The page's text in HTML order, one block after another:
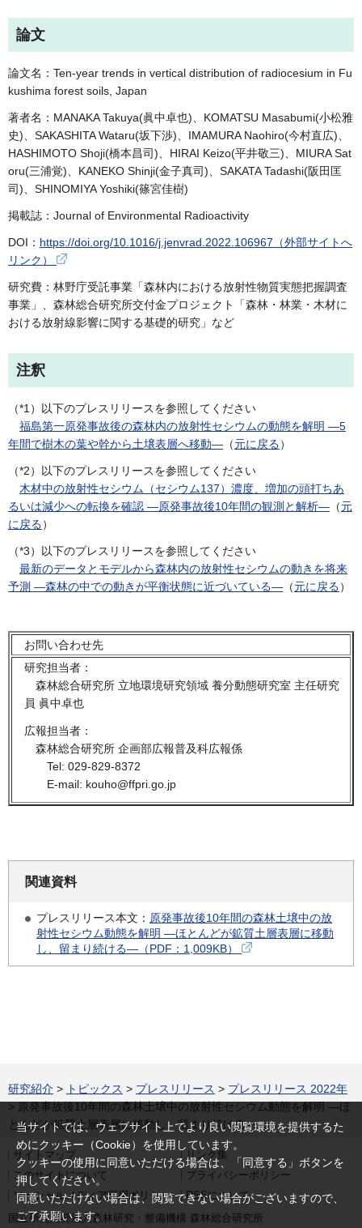
論文
論文名：Ten-year trends in vertical distribution of radiocesium in Fu
kushima forest soils, Japan
著者名：MANAKA Takuya(眞中卓也)、KOMATSU Masabumi(小松雅
史)、SAKASHITA Wataru(坂下渉)、IMAMURA Naohiro(今村直広)、
HASHIMOTO Shoji(橋本昌司)、HIRAI Keizo(平井敬三)、MIURA Sat
oru(三浦覚)、KANEKO Shinji(金子真司)、SAKATA Tadashi(阪田匡
司)、SHINOMIYA Yoshiki(篠宮佳樹)
掲載誌：Journal of Environmental Radioactivity
DOI： https://doi.org/10.1016/j.jenvrad.2022.106967（外部サイトへ
リンク）
研究費：林野庁受託事業「森林内における放射性物質実態把握調査
事業」、森林総合研究所交付金プロジェクト「森林・林業・木材に
おける放射線影響に関する基礎的研究」など
注釈
（*1 ）以下のプレスリリースを参照してください
福島第一原発事故後の森林内の放射性セシウムの動態を解明 —5
年間で樹木の葉や幹から土壌表層へ移動— （元に戻る）
（*2）以下のプレスリリースを参照してください
⽊材中の放射性セシウム（セシウム137）濃度、増加の頭打ちあ
るいは減少への転換を確認 —原発事故後10年間の観測と解析— （元
に戻る）
（*3）以下のプレスリリースを参照してください
最新のデータとモデルから森林内の放射性セシウムの動きを将来
予測 —森林の中での動きが平衡状態に近づいている— （元に戻る）
お問い合わせ先
研究担当者：
森林総合研究所 立地環境研究領域 養分動態研究室 主任研究
員 眞中卓也
広報担当者：
森林総合研究所 企画部広報普及科広報係
Tel: 029-829-8372
E-mail: kouho@ffpri.go.jp
関連資料
プレスリリース本文： 原発事故後10年間の森林土壌中の放
射性セシウム動態を解明 —ほとんどが鉱質土層表層に移動
し、留まり続ける—（PDF：1,009KB）
研究紹介 > トピックス > プレスリリース > プレスリリース 2022年
> 原発事故後10年間の森林土壌中の放射性セシウム動態を解明 —ほ
とんどが鉱質土層表層に移動し、留まり続ける—
サイトマップ
リンク集
このサイトについて
プライバシーポリシー
ソーシャルメディア運用ポリシー
RSSについて
国立研究開発法人森林研究・整備機構 森林総合研究所
当サイトでは、ウェブサイト上でより良い閲覧環境を提供するた
めにクッキー（Cookie）を使用しています。
クッキーの使用に同意いただける場合は、「同意する」ボタンを
押してください。
同意いただけない場合は、閲覧できない場合がございますので、
ご了承願います。